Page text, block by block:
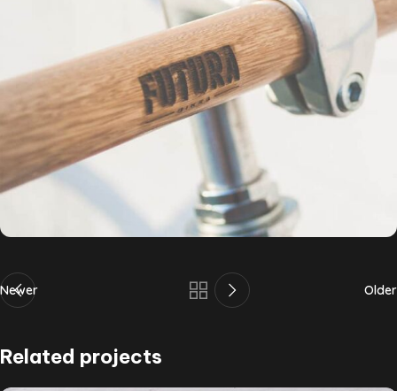
Newer Older
Related projects